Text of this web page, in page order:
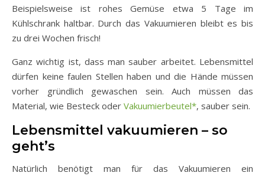
Beispielsweise ist rohes Gemüse etwa 5 Tage im
Kühlschrank haltbar. Durch das Vakuumieren bleibt es bis
zu drei Wochen frisch!
Ganz wichtig ist, dass man sauber arbeitet. Lebensmittel
dürfen keine faulen Stellen haben und die Hände müssen
vorher gründlich gewaschen sein. Auch müssen das
Material, wie Besteck oder Vakuumierbeutel*, sauber sein.
Lebensmittel vakuumieren – so
geht’s
Natürlich benötigt man für das Vakuumieren ein